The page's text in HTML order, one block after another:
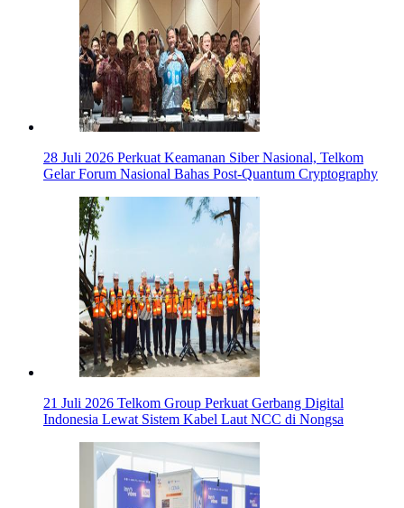
28 Juli 2026 Perkuat Keamanan Siber Nasional, Telkom
Gelar Forum Nasional Bahas Post-Quantum Cryptography
21 Juli 2026 Telkom Group Perkuat Gerbang Digital
Indonesia Lewat Sistem Kabel Laut NCC di Nongsa